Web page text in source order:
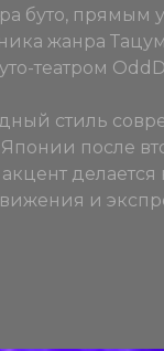
буто, прямым
жанра
театром
стиль
после
и